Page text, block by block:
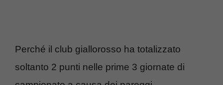
Perché il club giallorosso ha totalizzato
soltanto 2 punti nelle prime 3 giornate di